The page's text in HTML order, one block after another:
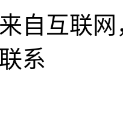
自互联
系